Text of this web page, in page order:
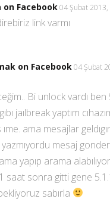
on Facebook04 Şubat 2013,
link varmı
on Facebook04 Şubat
Bi unlock vardı ben
jaılbreak yaptım
ıme. ama mesajlar
mesaj
yapıp arama
saat sonra gitti gene
bekliyoruz sabırla